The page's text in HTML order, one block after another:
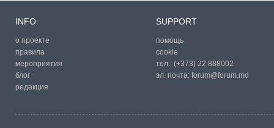
INFO
о проекте
правила
мероприятия
блог
редакция
SUPPORT
помощь
cookie
тел.: (+373) 22 888002
эл. почта: forum@forum.md